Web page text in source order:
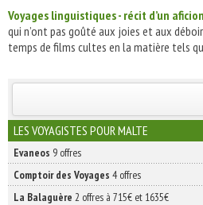
Voyages linguistiques - récit d’un
qui n’ont pas goûté aux joies et aux
temps de films cultes en la matière tels
INSCRIVEZ-VOUS | ABONNEZ-VOUS
LES VOYAGISTES POUR MALTE
Evaneos 9 offres
Comptoir des Voyages 4 offres
La Balaguère 2 offres à 715€ et 1635€